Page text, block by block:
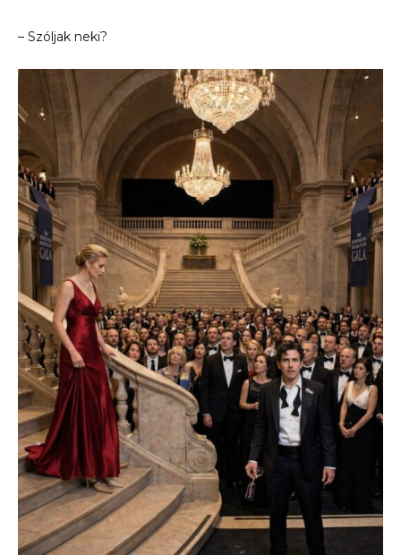
– Szóljak neki?